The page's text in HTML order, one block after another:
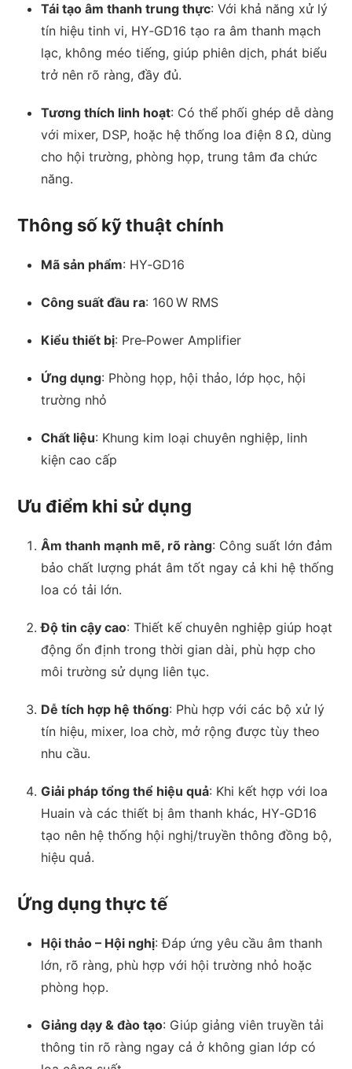
Tái tạo âm thanh trung thực: Với khả năng xử lý
tín hiệu tinh vi, HY‑GD16 tạo ra âm thanh mạch
lạc, không méo tiếng, giúp phiên dịch, phát biểu
trở nên rõ ràng, đầy đủ.
Tương thích linh hoạt: Có thể phối ghép dễ dàng
với mixer, DSP, hoặc hệ thống loa điện 8 Ω, dùng
cho hội trường, phòng họp, trung tâm đa chức
năng.
Thông số kỹ thuật chính
Mã sản phẩm: HY‑GD16
Công suất đầu ra: 160 W RMS
Kiểu thiết bị: Pre‑Power Amplifier
Ứng dụng: Phòng họp, hội thảo, lớp học, hội
trường nhỏ
Chất liệu: Khung kim loại chuyên nghiệp, linh
kiện cao cấp
Ưu điểm khi sử dụng
Âm thanh mạnh mẽ, rõ ràng: Công suất lớn đảm
bảo chất lượng phát âm tốt ngay cả khi hệ thống
loa có tải lớn.
Độ tin cậy cao: Thiết kế chuyên nghiệp giúp hoạt
động ổn định trong thời gian dài, phù hợp cho
môi trường sử dụng liên tục.
Dễ tích hợp hệ thống: Phù hợp với các bộ xử lý
tín hiệu, mixer, loa chờ, mở rộng được tùy theo
nhu cầu.
Giải pháp tổng thể hiệu quả: Khi kết hợp với loa
Huain và các thiết bị âm thanh khác, HY‑GD16
tạo nên hệ thống hội nghị/truyền thông đồng bộ,
hiệu quả.
Ứng dụng thực tế
Hội thảo – Hội nghị: Đáp ứng yêu cầu âm thanh
lớn, rõ ràng, phù hợp với hội trường nhỏ hoặc
phòng họp.
Giảng dạy & đào tạo: Giúp giảng viên truyền tải
thông tin rõ ràng ngay cả ở không gian lớp có